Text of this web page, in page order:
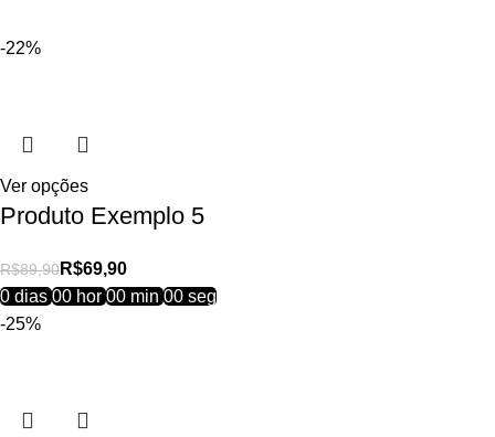
-22%
Ver opções
Produto Exemplo 5
R$89,90R$69,90
0 dias00 hor00 min00 seg
-25%